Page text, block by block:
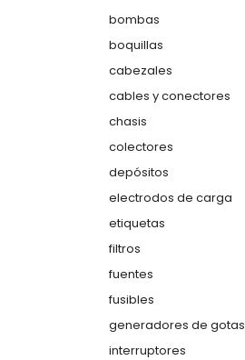
bombas
boquillas
cabezales
cables y conectores
chasis
colectores
depósitos
electrodos de carga
etiquetas
filtros
fuentes
fusibles
generadores de gotas
interruptores